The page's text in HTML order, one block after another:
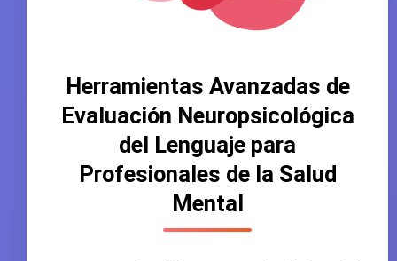
Herramientas Avanzadas de
Evaluación Neuropsicológica
del Lenguaje para
Profesionales de la Salud
Mental